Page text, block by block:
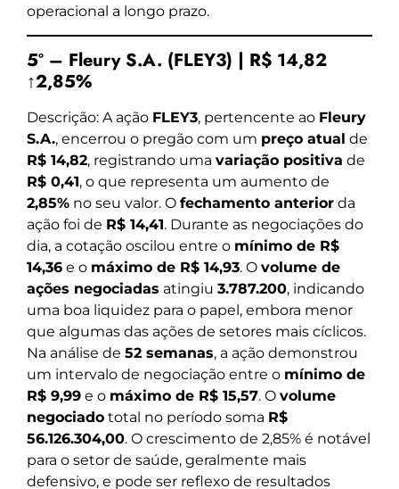
operacional a longo prazo.
5º – Fleury S.A. (FLEY3) | R$ 14,82
↑2,85%
Descrição: A ação FLEY3, pertencente ao Fleury
S.A., encerrou o pregão com um preço atual de
R$ 14,82, registrando uma variação positiva de
R$ 0,41, o que representa um aumento de
2,85% no seu valor. O fechamento anterior da
ação foi de R$ 14,41. Durante as negociações do
dia, a cotação oscilou entre o mínimo de R$
14,36 e o máximo de R$ 14,93. O volume de
ações negociadas atingiu 3.787.200, indicando
uma boa liquidez para o papel, embora menor
que algumas das ações de setores mais cíclicos.
Na análise de 52 semanas, a ação demonstrou
um intervalo de negociação entre o mínimo de
R$ 9,99 e o máximo de R$ 15,57. O volume
negociado total no período soma R$
56.126.304,00. O crescimento de 2,85% é notável
para o setor de saúde, geralmente mais
defensivo, e pode ser reflexo de resultados